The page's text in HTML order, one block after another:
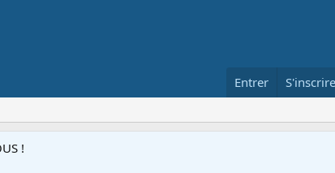
Entrer S'inscrire
!